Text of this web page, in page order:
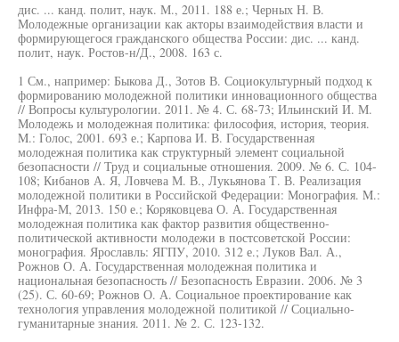
дис. ... канд. полит, наук. М., 2011. 188 е.; Черных Н. В.
Молодежные организации как акторы взаимодействия власти и
формирующегося гражданского общества России: дис. ... канд.
полит, наук. Ростов-н/Д., 2008. 163 с.
1 См., например: Быкова Д., Зотов В. Социокультурный подход к
формированию молодежной политики инновационного общества
// Вопросы культурологии. 2011. № 4. С. 68-73; Ильинский И. М.
Молодежь и молодежная политика: философия, история, теория.
M.: Голос, 2001. 693 е.; Карпова И. В. Государственная
молодежная политика как структурный элемент социальной
безопасности // Труд и социальные отношения. 2009. № 6. С. 104-
108; Кибанов А. Я, Ловчева М. В., Лукьянова Т. В. Реализация
молодежной политики в Российской Федерации: Монография. M.:
Инфра-М, 2013. 150 е.; Коряковцева О. А. Государственная
молодежная политика как фактор развития общественно-
политической активности молодежи в постсоветской России:
монография. Ярославль: ЯГПУ, 2010. 312 е.; Луков Вал. А.,
Рожнов О. А. Государственная молодежная политика и
национальная безопасность // Безопасность Евразии. 2006. № 3
(25). С. 60-69; Рожнов О. А. Социальное проектирование как
технология управления молодежной политикой // Социально-
гуманитарные знания. 2011. № 2. С. 123-132.